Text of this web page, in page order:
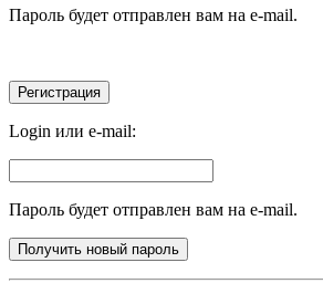
Пароль будет отправлен вам на e-mail.
Login или e-mail:
Пароль будет отправлен вам на e-mail.